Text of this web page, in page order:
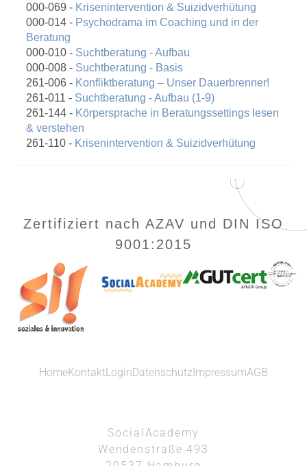
000-069 - Krisenintervention & Suizidverhütung
000-014 - Psychodrama im Coaching und in der
Beratung
000-010 - Suchtberatung - Aufbau
000-008 - Suchtberatung - Basis
261-006 - Konfliktberatung – Unser Dauerbrenner!
261-011 - Suchtberatung - Aufbau (1-9)
261-144 - Körpersprache in Beratungssettings lesen
& verstehen
261-110 - Krisenintervention & Suizidverhütung
Zertifiziert nach AZAV und DIN ISO
9001:2015
HomeKontaktLoginDatenschutzImpressumAGB
SocialAcademy
Wendenstraße 493